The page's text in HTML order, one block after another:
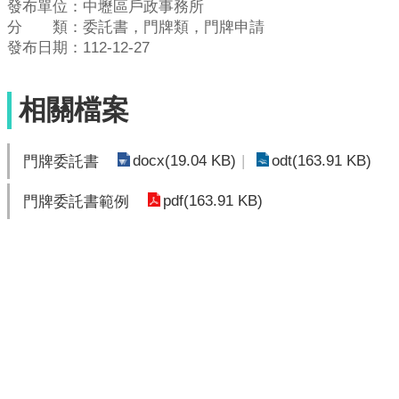
發布單位：中壢區戶政事務所
分 類：委託書，門牌類，門牌申請
發布日期：112-12-27
相關檔案
門牌委託書 docx(19.04 KB) odt(163.91 KB)
門牌委託書範例 pdf(163.91 KB)